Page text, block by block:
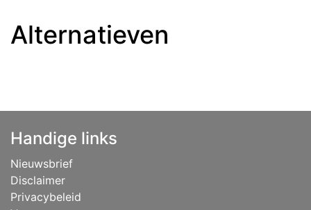
Alternatieven
Handige links
Nieuwsbrief
Disclaimer
Privacybeleid